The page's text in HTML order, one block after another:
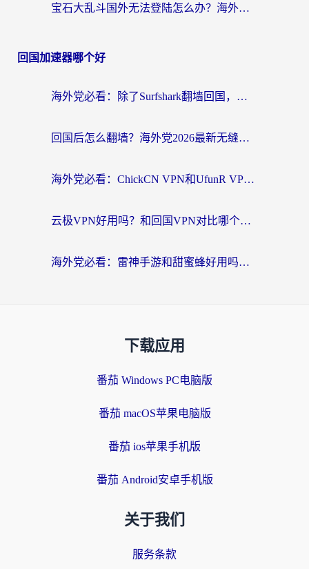
宝石大乱斗国外无法登陆怎么办？海外玩家专属加速指南（附穿越火线原野传说解决方案）
回国加速器哪个好
海外党必看：除了Surfshark翻墙回国，这些加速器选择技巧你真的懂吗？
回国后怎么翻墙？海外党2026最新无缝访问国内资源全攻略（附对比实测）
海外党必看：ChickCN VPN和UfunR VPN对比哪个回国效果更好？附实用选择指南
云极VPN好用吗？和回国VPN对比哪个回国效果更好？海外党亲测避坑指南
海外党必看：雷神手游和甜蜜蜂好用吗？3步选对回国加速器无缝刷国内资源
下载应用
番茄 Windows PC电脑版
番茄 macOS苹果电脑版
番茄 ios苹果手机版
番茄 Android安卓手机版
关于我们
服务条款